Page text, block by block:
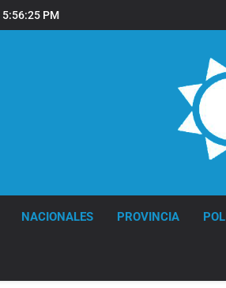
5:56:26 PM
NACIONALES PROVINCIA